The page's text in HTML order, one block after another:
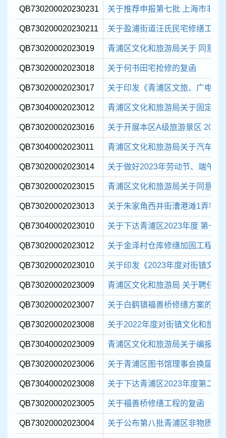
QB730200020230231 关于推荐申报第七批 上海市非
QB730200020230211 关于盈浦街道汪氏民宅修缮工程
QB73020002023019 青浦区文化和旅游局关于 同意“
QB73020002023018 关于何书田宅抢修的复函
QB73020002023017 关于印发《青浦区文旅、广电和
QB73040002023012 青浦区文化和旅游局关于固定资
QB73020002023016 关于开展本区A级旅游景区 2023
QB73040002023011 青浦区文化和旅游局关于汽车报
QB73020002023014 关于做好2023年劳动节、端午
QB73020002023015 青浦区文化和旅游局关于同意成
QB73020002023013 关于朱家角西井街漕港滩1弄宅
QB73040002023010 关于下达青浦区2023年度 第一
QB73020002023012 关于金泽村仓库修缮加固工程的
QB73020002023010 关于印发《2023年度对街镇文化
QB73020002023009 青浦区文化和旅游局 关于聘任
QB73020002023007 关于白鹤镇福善桥修缮方案的复
QB73020002023008 关于2022年度对街镇文化和旅游
QB73040002023009 青浦区文化和旅游局关于编报
QB73020002023006 关于青浦区图书馆理事会换届的
QB73040002023008 关于下达青浦区2023年度第二批
QB73020002023005 关于福善桥修缮工程的复函
QB73020002023004 关于公布第八批青浦区非物质文